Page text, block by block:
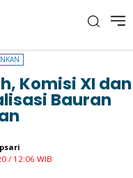
Komisi XI dan
Bauran
/ 12:06 WIB